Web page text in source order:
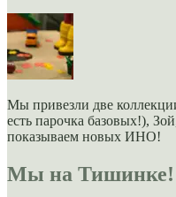
Мы привезли две
есть парочка базовых!),
показываем новых ИНО!
Мы на Тишинке!